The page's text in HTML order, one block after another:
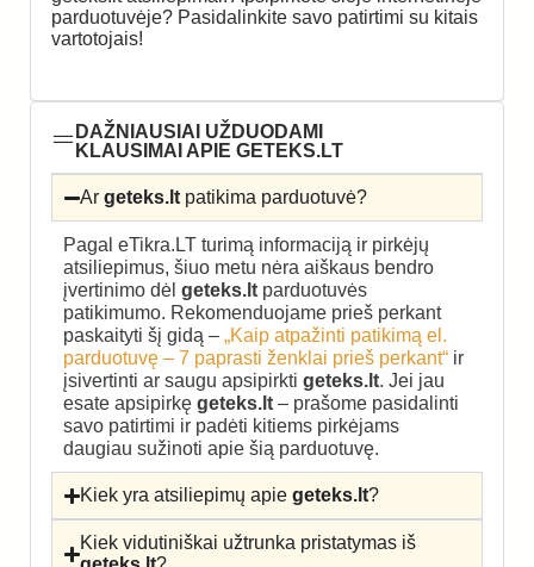
parduotuvėje? Pasidalinkite savo patirtimi su kitais
vartotojais!
DAŽNIAUSIAI UŽDUODAMI
KLAUSIMAI APIE GETEKS.LT
Argeteks.lt patikima parduotuvė?
Pagal eTikra.LT turimą informaciją ir pirkėjų
atsiliepimus, šiuo metu nėra aiškaus bendro
įvertinimo dėl geteks.lt parduotuvės
patikimumo. Rekomenduojame prieš perkant
paskaityti šį gidą – „Kaip atpažinti patikimą el.
parduotuvę – 7 paprasti ženklai prieš perkant“ ir
įsivertinti ar saugu apsipirkti geteks.lt. Jei jau
esate apsipirkę geteks.lt – prašome pasidalinti
savo patirtimi ir padėti kitiems pirkėjams
daugiau sužinoti apie šią parduotuvę.
Kiek yra atsiliepimų apiegeteks.lt?
Kiek vidutiniškai užtrunka pristatymas iš